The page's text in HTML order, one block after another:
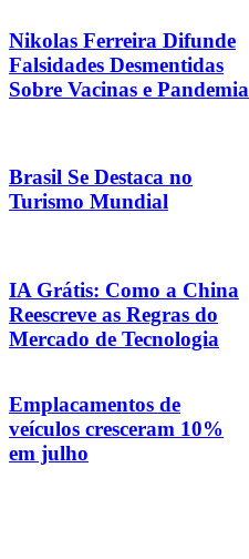
Nikolas Ferreira Difunde
Falsidades Desmentidas
Sobre Vacinas e Pandemia
Brasil Se Destaca no
Turismo Mundial
IA Grátis: Como a China
Reescreve as Regras do
Mercado de Tecnologia
Emplacamentos de
veículos cresceram 10%
em julho